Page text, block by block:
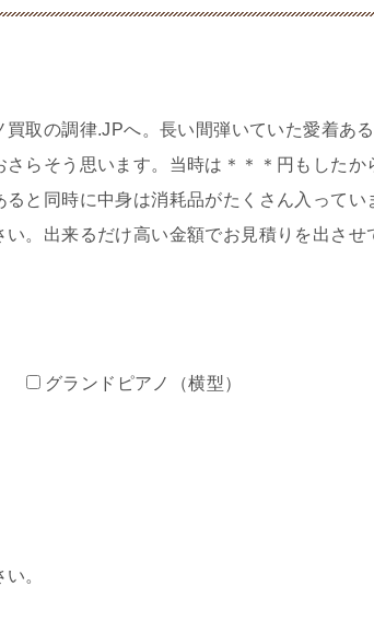
買取の調律.JPへ。長い間弾いていた愛着あ
らそう思います。当時は＊＊＊円もしたか
と同時に中身は消耗品がたくさん入ってい
。出来るだけ高い金額でお見積りを出させ
グランドピアノ（横型）
。